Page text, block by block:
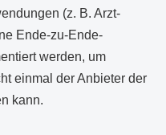
(z. B. Arzt-
Ende-zu-Ende-
werden, um
einmal der Anbieter der
kann.